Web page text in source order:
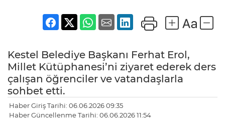
Kestel Belediye Başkanı Ferhat Erol,
Millet Kütüphanesi’ni ziyaret ederek ders
çalışan öğrenciler ve vatandaşlarla
sohbet etti.
Haber Giriş Tarihi: 06.06.2026 09:35
Haber Güncellenme Tarihi: 06.06.2026 11:54